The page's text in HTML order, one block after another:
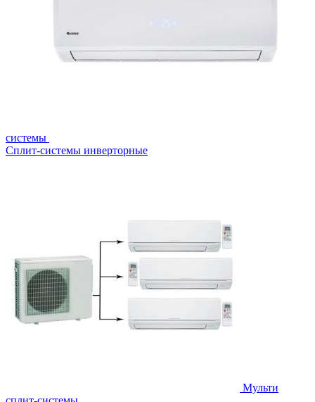
системы
Сплит-системы инверторные
Мульти